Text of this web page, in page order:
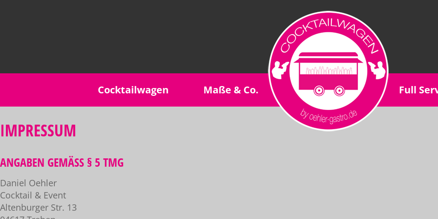
Cocktailwagen Maße & Co. Full
IMPRESSUM
ANGABEN GEMÄSS § 5 TMG
Daniel Oehler
Cocktail & Event
Altenburger Str. 13